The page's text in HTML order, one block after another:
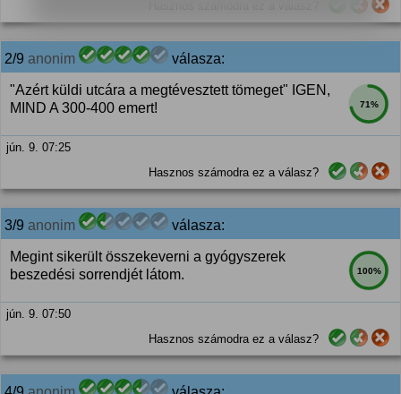
2/9 anonim válasza:
71%
"Azért küldi utcára a megtévesztett tömeget" IGEN,
MIND A 300-400 emert!
jún. 9. 07:25
Hasznos számodra ez a válasz?
3/9 anonim válasza:
100%
Megint sikerült összekeverni a gyógyszerek
beszedési sorrendjét látom.
jún. 9. 07:50
Hasznos számodra ez a válasz?